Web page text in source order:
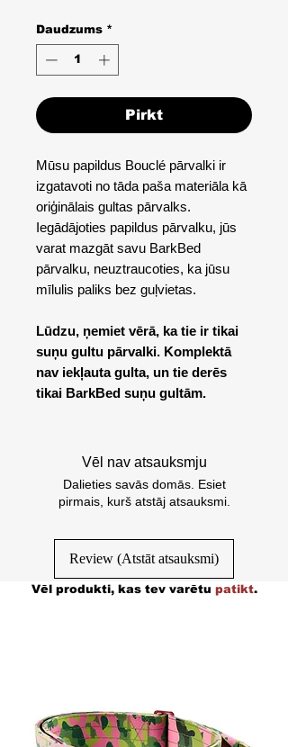
Daudzums *
Pirkt
Mūsu papildus Bouclé pārvalki ir
izgatavoti no tāda paša materiāla kā
oriģinālais gultas pārvalks.
Iegādājoties papildus pārvalku, jūs
varat mazgāt savu BarkBed
pārvalku, neuztraucoties, ka jūsu
mīlulis paliks bez guļvietas.
Lūdzu, ņemiet vērā, ka tie ir tikai
suņu gultu pārvalki. Komplektā
nav iekļauta gulta, un tie derēs
tikai BarkBed suņu gultām.
Vēl nav atsauksmju
Dalieties savās domās. Esiet
pirmais, kurš atstāj atsauksmi.
Review (Atstāt atsauksmi)
Vēl produkti, kas tev varētu patikt.